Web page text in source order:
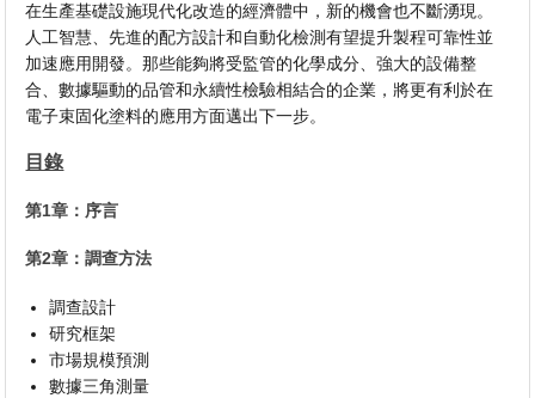
在生產基礎設施現代化改造的經濟體中，新的機會也不斷湧現。
人工智慧、先進的配方設計和自動化檢測有望提升製程可靠性並
加速應用開發。那些能夠將受監管的化學成分、強大的設備整
合、數據驅動的品管和永續性檢驗相結合的企業，將更有利於在
電子束固化塗料的應用方面邁出下一步。
目錄
第1章：序言
第2章：調查方法
調查設計
研究框架
市場規模預測
數據三角測量